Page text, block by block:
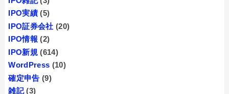
IPO実績 (5)
IPO証券会社 (20)
IPO情報 (2)
IPO新規 (614)
WordPress (10)
確定申告 (9)
雑記 (3)